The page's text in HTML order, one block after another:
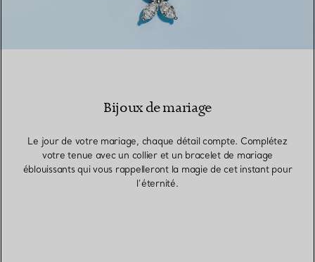
Bijoux de mariage
Le jour de votre mariage, chaque détail compte. Complétez
votre tenue avec un collier et un bracelet de mariage
éblouissants qui vous rappelleront la magie de cet instant pour
l’éternité.